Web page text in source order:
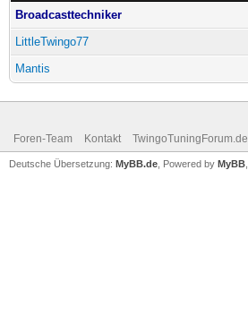
Broadcasttechniker
LittleTwingo77
Mantis
Foren-Team Kontakt TwingoTuningForum.de
Deutsche Übersetzung: MyBB.de , Powered by MyBB